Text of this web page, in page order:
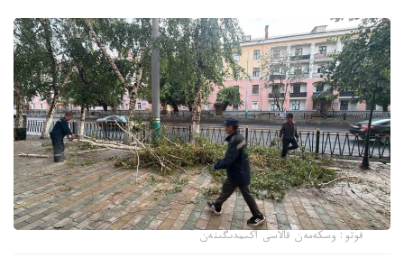
فوتو: وسكەمەن قالاسى اكىمدىگىنەن